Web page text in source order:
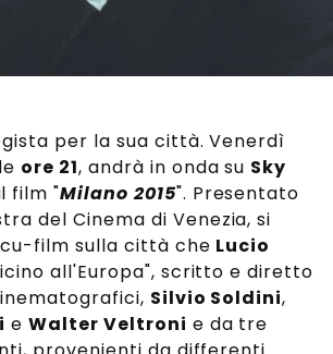
per la sua città. Venerdì
ore 21, andrà in onda su Sky
film "Milano 2015". Presentato
del Cinema di Venezia, si
film sulla città che Lucio
all'Europa", scritto e diretto
Silvio Soldini,
eWalter Veltroni e da tre